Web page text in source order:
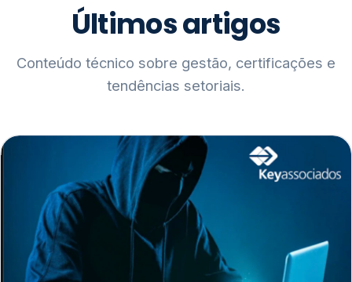
Últimos artigos
Conteúdo técnico sobre gestão, certificações e
tendências setoriais.